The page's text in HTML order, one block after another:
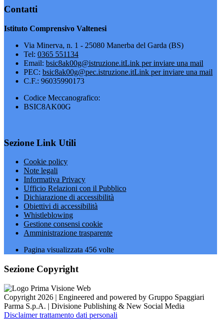
Contatti
Istituto Comprensivo Valtenesi
Via Minerva, n. 1 - 25080 Manerba del Garda (BS)
Tel: 0365 551134
Email: bsic8ak00g@istruzione.itLink per inviare una mail
PEC: bsic8ak00g@pec.istruzione.itLink per inviare una mail
C.F.: 96035990173
Codice Meccanografico:
BSIC8AK00G
Sezione Link Utili
Cookie policy
Note legali
Informativa Privacy
Ufficio Relazioni con il Pubblico
Dichiarazione di accessibilità
Obiettivi di accessibilità
Whistleblowing
Gestione consensi cookie
Amministrazione trasparente
Pagina visualizzata 456 volte
Sezione Copyright
Copyright 2026 | Engineered and powered by Gruppo Spaggiari
Parma S.p.A. | Divisione Publishing & New Social Media
Disclaimer trattamento dati personali